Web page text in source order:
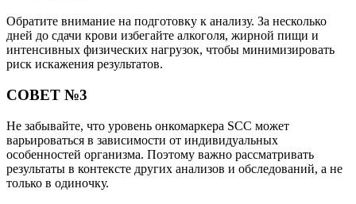
Обратите внимание на подготовку к анализу. За несколько
дней до сдачи крови избегайте алкоголя, жирной пищи и
интенсивных физических нагрузок, чтобы минимизировать
риск искажения результатов.
СОВЕТ №3
Не забывайте, что уровень онкомаркера SCC может
варьироваться в зависимости от индивидуальных
особенностей организма. Поэтому важно рассматривать
результаты в контексте других анализов и обследований, а не
только в одиночку.